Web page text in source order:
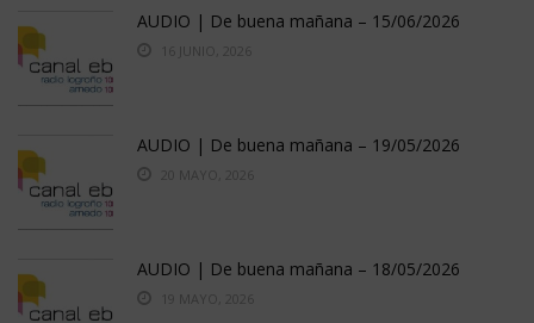
AUDIO | De buena mañana – 15/06/2026
16 JUNIO, 2026
AUDIO | De buena mañana – 19/05/2026
20 MAYO, 2026
AUDIO | De buena mañana – 18/05/2026
19 MAYO, 2026